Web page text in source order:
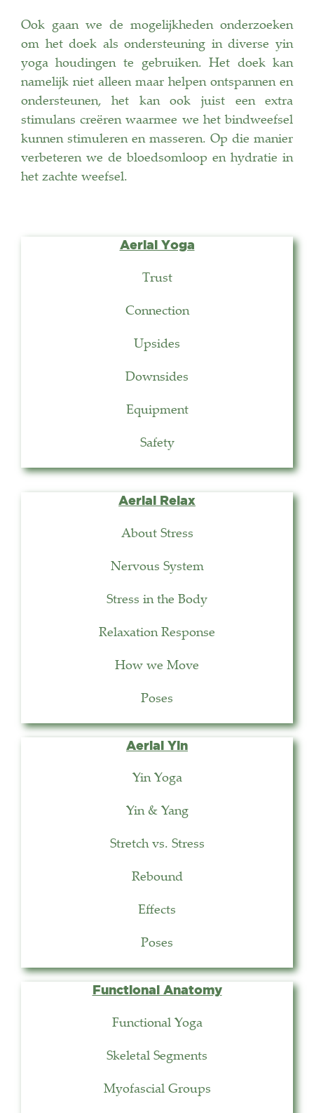
Ook gaan we de mogelijkheden onderzoeken
om het doek als ondersteuning in diverse yin
yoga houdingen te gebruiken. Het doek kan
namelijk niet alleen maar helpen ontspannen en
ondersteunen, het kan ook juist een extra
stimulans creëren waarmee we het bindweefsel
kunnen stimuleren en masseren. Op die manier
verbeteren we de bloedsomloop en hydratie in
het zachte weefsel.
Aerial Yoga
Trust
Connection
Upsides
Downsides
Equipment
Safety
Aerial Relax
About Stress
Nervous System
Stress in the Body
Relaxation Response
How we Move
Poses
Aerial Yin
Yin Yoga
Yin & Yang
Stretch vs. Stress
Rebound
Effects
Poses
Functional Anatomy
Functional Yoga
Skeletal Segments
Myofascial Groups